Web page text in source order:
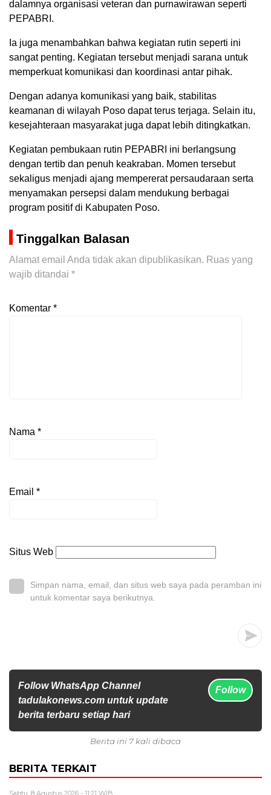
dalamnya organisasi veteran dan purnawirawan seperti
PEPABRI.
Ia juga menambahkan bahwa kegiatan rutin seperti ini
sangat penting. Kegiatan tersebut menjadi sarana untuk
memperkuat komunikasi dan koordinasi antar pihak.
Dengan adanya komunikasi yang baik, stabilitas
keamanan di wilayah Poso dapat terus terjaga. Selain itu,
kesejahteraan masyarakat juga dapat lebih ditingkatkan.
Kegiatan pembukaan rutin PEPABRI ini berlangsung
dengan tertib dan penuh keakraban. Momen tersebut
sekaligus menjadi ajang mempererat persaudaraan serta
menyamakan persepsi dalam mendukung berbagai
program positif di Kabupaten Poso.
Tinggalkan Balasan
Alamat email Anda tidak akan dipublikasikan. Ruas yang
wajib ditandai *
Komentar *
Nama *
Email *
Situs Web
Simpan nama, email, dan situs web saya pada peramban ini
untuk komentar saya berikutnya.
Follow WhatsApp Channel
tadulakonews.com untuk update
berita terbaru setiap hari
Follow
Berita ini 7 kali dibaca
BERITA TERKAIT